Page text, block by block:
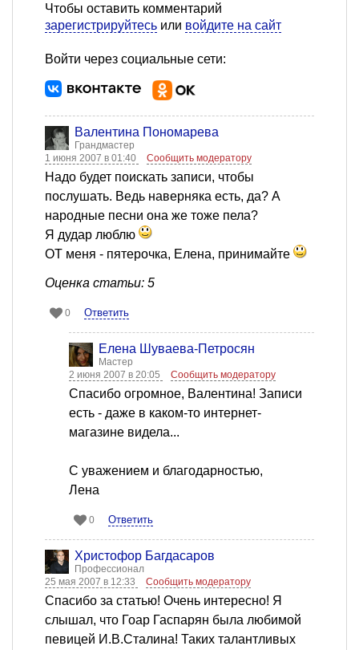
Чтобы оставить комментарий
зарегистрируйтесь или войдите на сайт
Войти через социальные сети:
Валентина Пономарева
Грандмастер
1 июня 2007 в 01:40
Сообщить модератору
Надо будет поискать записи, чтобы
послушать. Ведь наверняка есть, да? А
народные песни она же тоже пела?
Я дудар люблю
ОТ меня - пятерочка, Елена, принимайте
Оценка статьи: 5
0 Ответить
Елена Шуваева-Петросян
Мастер
2 июня 2007 в 20:05
Сообщить модератору
Спасибо огромное, Валентина! Записи
есть - даже в каком-то интернет-
магазине видела...
С уважением и благодарностью,
Лена
0 Ответить
Христофор Багдасаров
Профессионал
25 мая 2007 в 12:33
Сообщить модератору
Спасибо за статью! Очень интересно! Я
слышал, что Гоар Гаспарян была любимой
певицей И.В.Сталина! Таких талантливых